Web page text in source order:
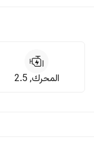
المحرك, 2.5